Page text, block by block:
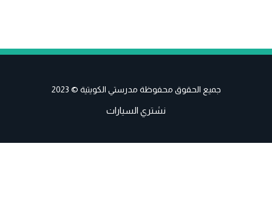
جميع الحقوق محفوظة مدرستي الكويتية © 2023
نشتري السيارات